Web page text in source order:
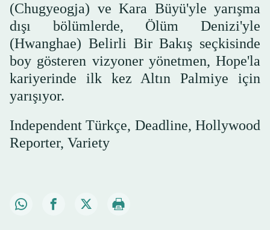
(Chugyeogja) ve Kara Büyü'yle yarışma
dışı bölümlerde, Ölüm Denizi'yle
(Hwanghae) Belirli Bir Bakış seçkisinde
boy gösteren vizyoner yönetmen, Hope'la
kariyerinde ilk kez Altın Palmiye için
yarışıyor.
Independent Türkçe, Deadline, Hollywood
Reporter, Variety